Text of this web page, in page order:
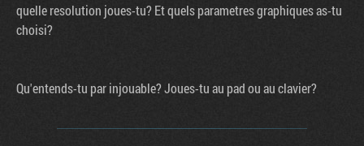
quelle resolution joues-tu? Et quels parametres graphiques as-tu
choisi?
Qu'entends-tu par injouable? Joues-tu au pad ou au clavier?